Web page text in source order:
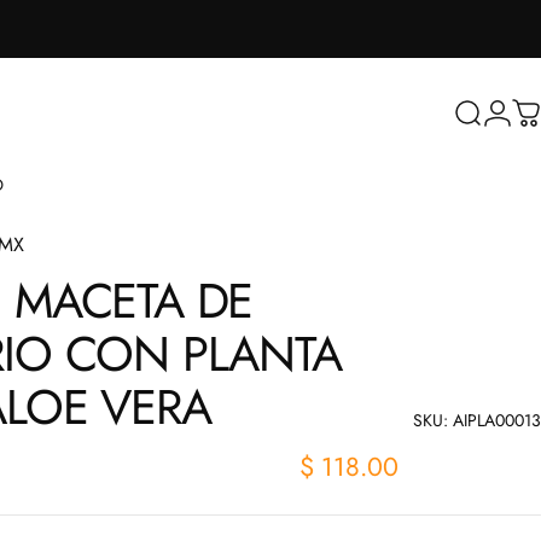
Buscar
MACETA DE
CON PLANTA
VERA SKU: AIPLA00013
$ 118.00